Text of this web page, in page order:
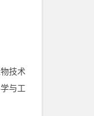
技术
与工